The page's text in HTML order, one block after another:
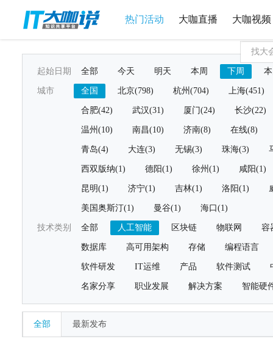
热门活动 大咖直播 大咖视频
起始日期 全部 今天 明天 本周 下周
城市 全国 北京(798) 杭州(704) 上海(451)
合肥(42) 武汉(31) 厦门(24) 长沙(22)
温州(10) 南昌(10) 济南(8) 在线(8)
青岛(4) 大连(3) 无锡(3) 珠海(3)
西双版纳(1) 德阳(1) 徐州(1) 咸阳(1)
昆明(1) 济宁(1) 吉林(1) 洛阳(1)
美国奥斯汀(1) 曼谷(1) 海口(1)
技术类别 全部 人工智能 区块链 物联网 容
数据库 高可用架构 存储 编程语言
软件研发 IT运维 产品 软件测试
名家分享 职业发展 解决方案 智能硬
全部 最新发布